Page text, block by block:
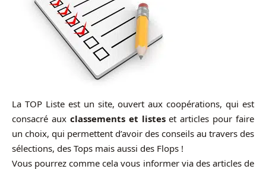
La TOP Liste est un site, ouvert aux coopérations, qui est
consacré aux classements et listeset articles pour faire
un choix, qui permettent d’avoir des conseils au travers des
sélections, des Tops mais aussi des Flops !
Vous pourrez comme cela vous informer via des articles de